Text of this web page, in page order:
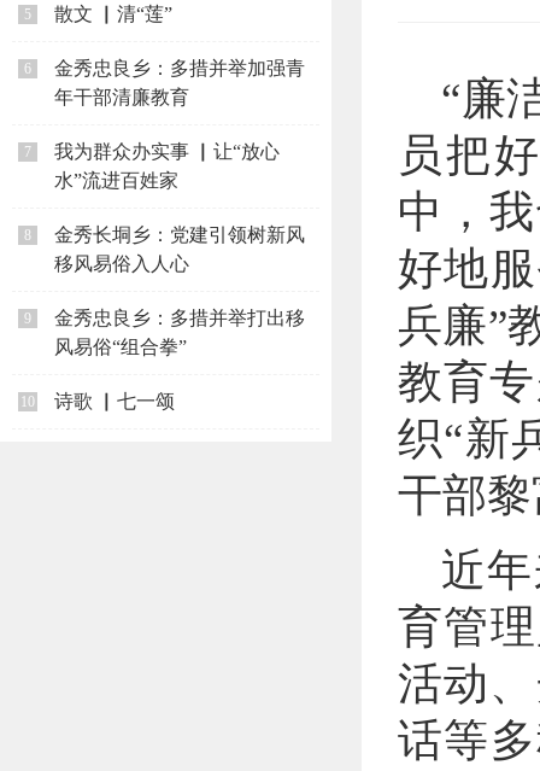
5 散文 ▏清“莲”
6
金秀忠良乡：多措并举加强青
年干部清廉教育
7
我为群众办实事 ▏让“放心
水”流进百姓家
8
金秀长垌乡：党建引领树新风
移风易俗入人心
9
金秀忠良乡：多措并举打出移
风易俗“组合拳”
10 诗歌 ▏七一颂
“廉
员把
中，
好地
兵廉”
教育
织“新
干部
近
育管
活动
话等